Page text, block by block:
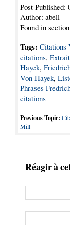
Post Published:
Author: abell
Found in
Tags: Citations
citations,
Hayek,
Von Hayek,
Phrases
citations
Previous Topic:
Mill
Réagir à